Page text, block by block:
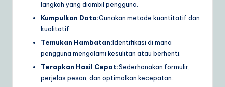
langkah yang diambil pengguna.
Kumpulkan Data:Gunakan metode kuantitatif dan
kualitatif.
Temukan Hambatan:Identifikasi di mana
pengguna mengalami kesulitan atau berhenti.
Terapkan Hasil Cepat:Sederhanakan formulir,
perjelas pesan, dan optimalkan kecepatan.